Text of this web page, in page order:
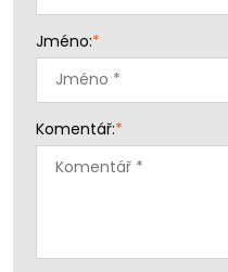
Jméno:*
Komentář:*